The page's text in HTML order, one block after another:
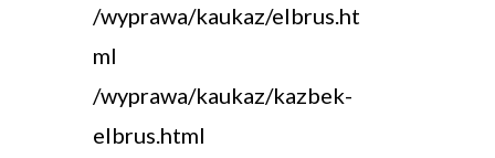
/wyprawa/kaukaz/elbrus.ht
ml
/wyprawa/kaukaz/kazbek-
elbrus.html